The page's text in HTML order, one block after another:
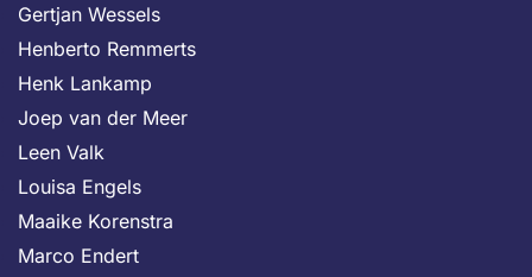
Gertjan Wessels
Henberto Remmerts
Henk Lankamp
Joep van der Meer
Leen Valk
Louisa Engels
Maaike Korenstra
Marco Endert